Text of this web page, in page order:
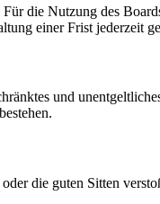
die Nutzung des
einer Frist jederzeit
und
die guten Sitten